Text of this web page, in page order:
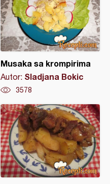
Musaka sa krompirima
Autor: Sladjana Bokic
3578